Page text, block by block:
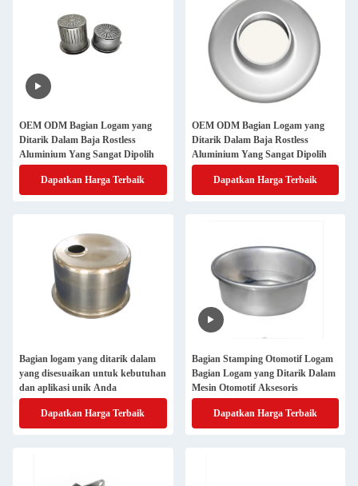
OEM ODM Bagian Logam yang
Ditarik Dalam Baja Rostless
Aluminium Yang Sangat Dipolih
Dapatkan Harga Terbaik
OEM ODM Bagian Logam yang
Ditarik Dalam Baja Rostless
Aluminium Yang Sangat Dipolih
Dapatkan Harga Terbaik
Bagian logam yang ditarik dalam
yang disesuaikan untuk kebutuhan
dan aplikasi unik Anda
Dapatkan Harga Terbaik
Bagian Stamping Otomotif Logam
Bagian Logam yang Ditarik Dalam
Mesin Otomotif Aksesoris
Dapatkan Harga Terbaik